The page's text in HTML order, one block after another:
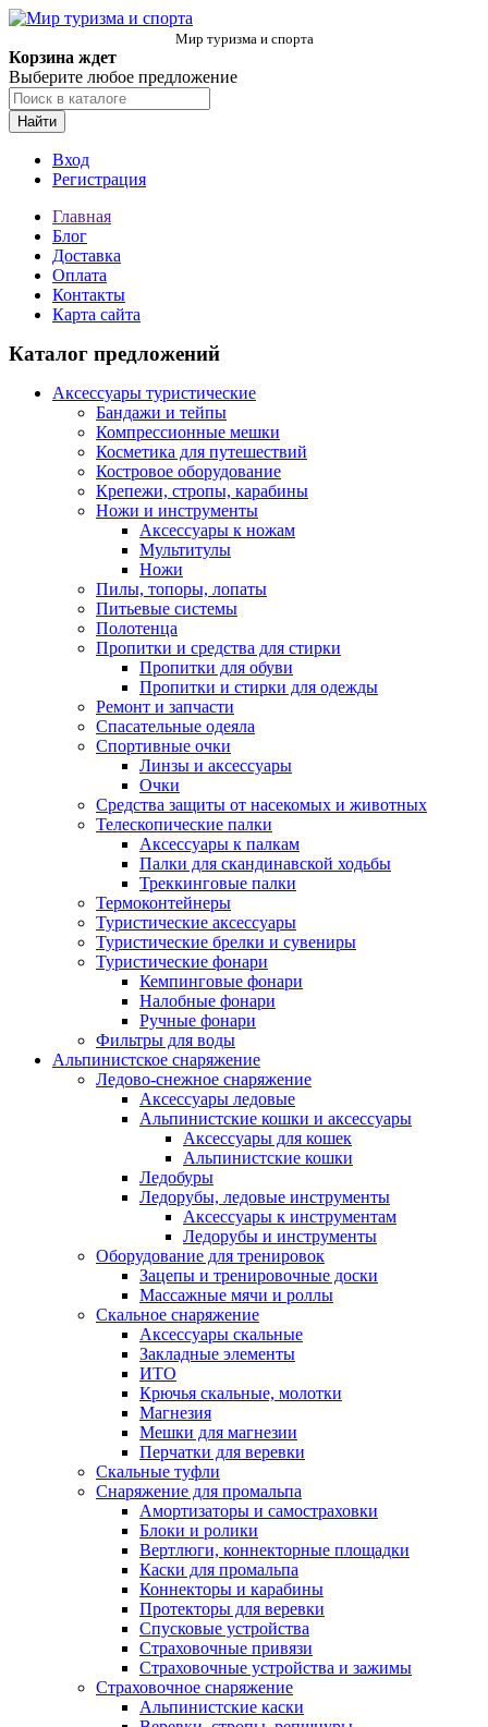
Мир туризма и спорта
Корзина ждет
Выберите любое предложение
Найти
Вход
Регистрация
Главная
Блог
Доставка
Оплата
Контакты
Карта сайта
Каталог предложений
Аксессуары туристические
Бандажи и тейпы
Компрессионные мешки
Косметика для путешествий
Костровое оборудование
Крепежи, стропы, карабины
Ножи и инструменты
Аксессуары к ножам
Мультитулы
Ножи
Пилы, топоры, лопаты
Питьевые системы
Полотенца
Пропитки и средства для стирки
Пропитки для обуви
Пропитки и стирки для одежды
Ремонт и запчасти
Спасательные одеяла
Спортивные очки
Линзы и аксессуары
Очки
Средства защиты от насекомых и животных
Телескопические палки
Аксессуары к палкам
Палки для скандинавской ходьбы
Треккинговые палки
Термоконтейнеры
Туристические аксессуары
Туристические брелки и сувениры
Туристические фонари
Кемпинговые фонари
Налобные фонари
Ручные фонари
Фильтры для воды
Альпинистское снаряжение
Ледово-снежное снаряжение
Аксессуары ледовые
Альпинистские кошки и аксессуары
Аксессуары для кошек
Альпинистские кошки
Ледобуры
Ледорубы, ледовые инструменты
Аксессуары к инструментам
Ледорубы и инструменты
Оборудование для тренировок
Зацепы и тренировочные доски
Массажные мячи и роллы
Скальное снаряжение
Аксессуары скальные
Закладные элементы
ИТО
Крючья скальные, молотки
Магнезия
Мешки для магнезии
Перчатки для веревки
Скальные туфли
Снаряжение для промальпа
Амортизаторы и самостраховки
Блоки и ролики
Вертлюги, коннекторные площадки
Каски для промальпа
Коннекторы и карабины
Протекторы для веревки
Спусковые устройства
Страховочные привязи
Страховочные устройства и зажимы
Страховочное снаряжение
Альпинистские каски